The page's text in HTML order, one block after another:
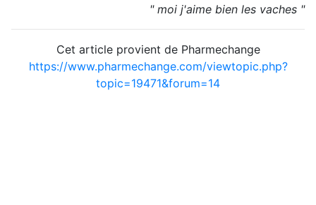
" moi j'aime bien les vaches "
Cet article provient de Pharmechange
https://www.pharmechange.com/viewtopic.php?
topic=19471&forum=14